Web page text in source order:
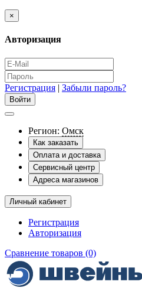
×
Авторизация
Регистрация | Забыли пароль?
Регион: Омск
Как заказать
Оплата и доставка
Сервисный центр
Адреса магазинов
Личный кабинет
Регистрация
Авторизация
Сравнение товаров (0)